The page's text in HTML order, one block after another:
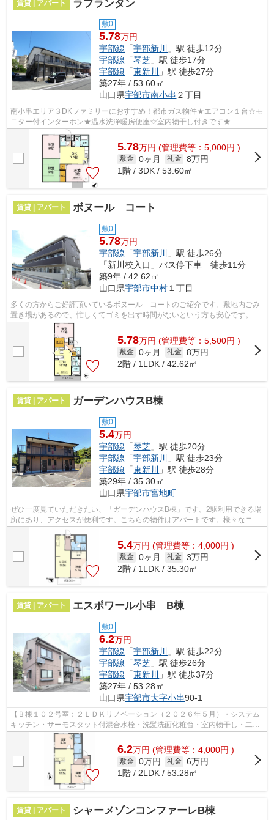
賃貸 | アパート ラプランタン
敷0
5.78万円
宇部線 「宇部新川
」駅 徒歩12分
宇部線 「琴芝 」駅 徒歩17分
宇部線 「東新川
」駅 徒歩27分
築27年 / 53.60㎡
山口県宇部市南小串 ２丁目
南小串エリア３DKファミリーにおすすめ！都市ガス物件★エアコン１台☆モ
ニター付インターホン★温水洗浄暖房便座☆室内物干し付きです★
5.78万円 (管理費等：5,000円 )
敷金 0ヶ月 礼金 8万円
1階 / 3DK / 53.60㎡
賃貸 | アパート ボヌール コート
敷0
5.78万円
宇部線 「宇部新川
」駅 徒歩26分
「新川校入口」バス停下車 徒歩11分
築9年 / 42.62㎡
山口県宇部市中村１丁目
多くの方からご好評頂いているボヌール コートのご紹介です。敷地内ごみ
置き場があるので、忙しくてゴミを出す時間がないという方も安心です。ご
紹介するのは2016年11月竣工・築6年の...
5.78万円 (管理費等：5,500円 )
敷金 0ヶ月 礼金 8万円
2階 / 1LDK / 42.62㎡
賃貸 | アパート ガーデンハウスB棟
敷0
5.4万円
宇部線 「琴芝 」駅 徒歩20分
宇部線 「宇部新川
」駅 徒歩23分
宇部線 「東新川
」駅 徒歩28分
築29年 / 35.30㎡
山口県宇部市宮地町
ぜひ一度見ていただきたい、「ガーデンハウスB棟」です。2駅利用できる場
所にあり、アクセスが便利です。こちらの物件はアパートです。様々なニー
ズに合った物件を豊富に取り揃えてお...
5.4万円 (管理費等：4,000円 )
敷金 0ヶ月 礼金 3万円
2階 / 1LDK / 35.30㎡
賃貸 | アパート エスポワール小串 B棟
敷0
6.2万円
宇部線 「宇部新川
」駅 徒歩22分
宇部線 「琴芝 」駅 徒歩26分
宇部線 「東新川
」駅 徒歩37分
築27年 / 53.28㎡
山口県宇部市大字小串90-1
【Ｂ棟１０２号室：２ＬＤＫリノベーション（２０２６年５月）・システム
キッチン・サーモスタット付混合水栓・洗髪洗面化粧台・室内物干し・二重
サッシ新設】★セブンイレブン宇部小串...
6.2万円 (管理費等：4,000円 )
敷金 0万円 礼金 6万円
1階 / 2LDK / 53.28㎡
賃貸 | アパート シャーメゾンコンファーレB棟